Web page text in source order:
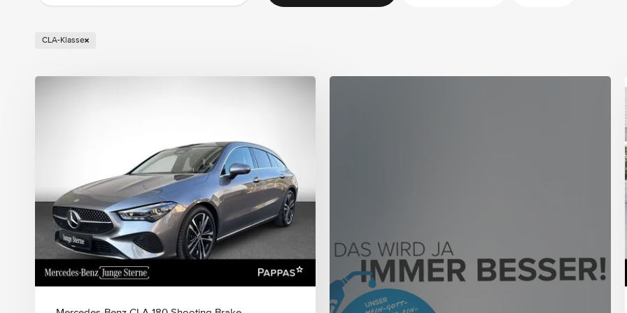
Gebrauchte
Austattungen
CLA-Klasse